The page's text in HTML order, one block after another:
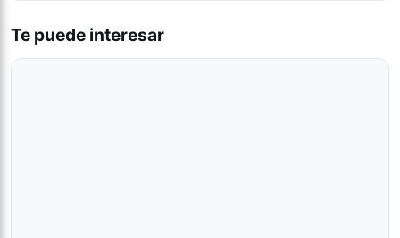
Te puede interesar